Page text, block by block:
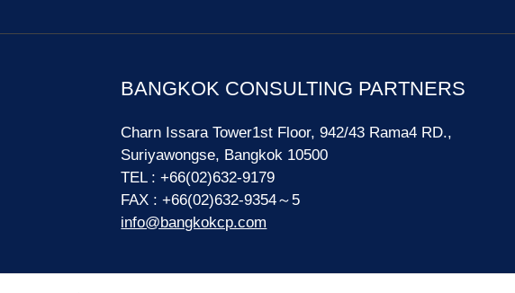
BANGKOK CONSULTING PARTNERS
Charn Issara Tower1st Floor, 942/43 Rama4 RD.,
Suriyawongse, Bangkok 10500
TEL : +66(02)632-9179
FAX : +66(02)632-9354～5
info@bangkokcp.com